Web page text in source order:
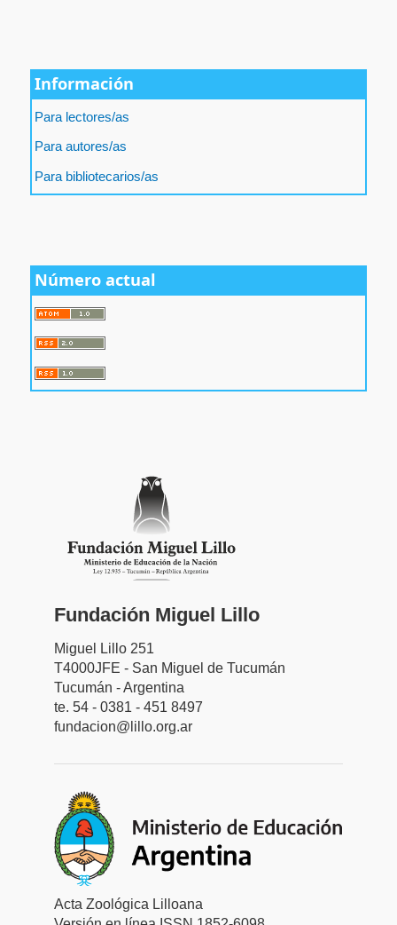
Información
Para lectores/as
Para autores/as
Para bibliotecarios/as
Número actual
Fundación Miguel Lillo
Miguel Lillo 251
T4000JFE - San Miguel de Tucumán
Tucumán - Argentina
te. 54 - 0381 - 451 8497
fundacion@lillo.org.ar
Acta Zoológica Lilloana